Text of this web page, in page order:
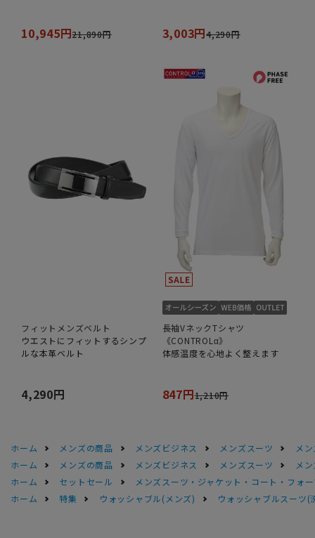
10,945円21,890円 3,003円4,290円
フィットメンズベルト
ウエストにフィットするシンプ
ルな本革ベルト
4,290円
長袖VネックTシャツ
《CONTROLα》
体感温度を心地よく整えます
847円1,210円
ホーム メンズの商品 メンズビジネス メンズスーツ
メ
ホーム
メンズの商品 メンズビジネス メンズスーツ
メ
ホーム
セットセール
メンズスーツ・ジャケット・コート・フォ
ホーム
特集 ウォッシャブル(メンズ) ウォッシャブルスーツ(